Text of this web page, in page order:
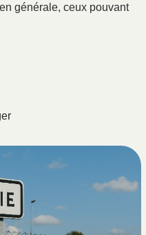
générale, ceux pouvant